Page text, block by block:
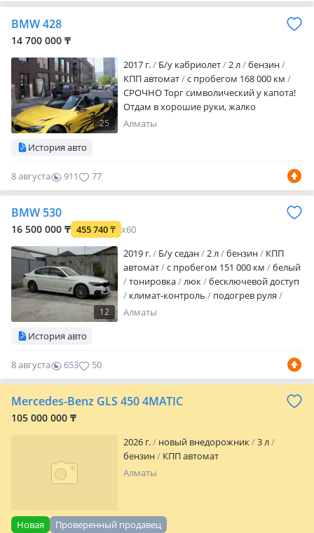
BMW 428
14 700 000 ₸
25
2017 г. Б/у кабриолет 2 л
бензин
КПП автомат
с пробегом 168 000 км
СРОЧНО Торг символический у капота!
Отдам в хорошие руки, жалко
расставаться
Алматы
История авто
8 августа 911 77
BMW 530
16 500 000 ₸ 455 740₸ x60
12
2019 г. Б/у седан 2 л бензин
КПП
автомат
с пробегом 151 000 км
белый
тонировка
люк
бесключевой доступ
климат-контроль
подогрев руля
подогрев задних сидений
performance. Денег не жалею. Будет торг
миллионами не торгуюсь. Обмена нет
Алматы
История авто
8 августа 653 50
Mercedes-Benz GLS 450 4MATIC
105 000 000 ₸
2026 г. новый внедорожник
3 л
бензин
КПП автомат
Алматы
Новая Проверенный продавец